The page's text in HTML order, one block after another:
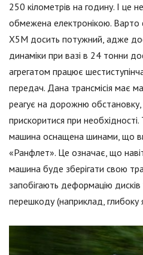
250 кілометрів на годину. І це
обмежена електронікою. Варто
X5M досить потужний, адже
динаміки при вазі в 24 тонни
агрегатом працює
передач. Дана трансмісія має
реагує на дорожню
прискоритися при
машина оснащена шинами, що
«Ранфлет». Це означає, що
машина буде зберігати свою
запобігають деформацію
перешкоду (наприклад, глибоку